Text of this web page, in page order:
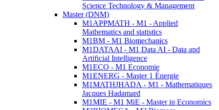
Science Technology & Management
Master (DNM)
M1APPMATH - M1 - Applied
Mathematics and statistics
M1BM - M1 Biomechanics
M1DATAAI - M1 Data AI - Data and
Artificial Intelligence
M1ECO - M1 Economie
M1ENERG - Master 1 Énergie
M1MATHJHADA - M1 - Mathematiques
Jacques Hadamard
M1MIE - M1 MiE - Master in Economics